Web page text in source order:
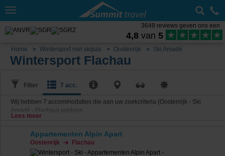
Toggle
3649 reviews geven ons een
4,8 van 5
Home Wintersport met skipas Oostenrijk Ski Amadé
Wintersport Flachau
Filter 7 acc.
Wij hebben 7 accommodaties die aan uw zoekcriteria (Oostenrijk - Ski
Amadé - Flachau) voldoen.
Lees meer
Appartementen Alpin Apart
Oostenrijk Flachau